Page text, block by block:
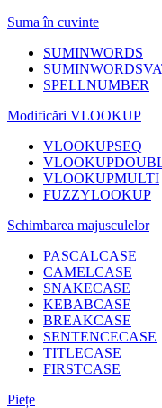
Suma în cuvinte
SUMINWORDS
SPELLNUMBER
Modificări VLOOKUP
VLOOKUPSEQ
VLOOKUPMULTI
FUZZYLOOKUP
Schimbarea majusculelor
PASCALCASE
CAMELCASE
SNAKECASE
KEBABCASE
BREAKCASE
SENTENCECASE
TITLECASE
FIRSTCASE
Piețe